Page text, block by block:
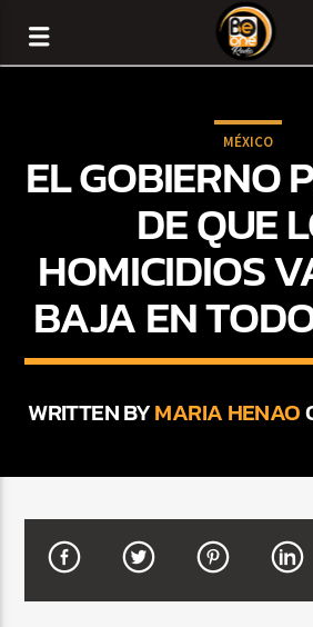
CURRENT TRACK
ARTIST
MÉXICO
EL GOBIERNO
DE QUE
HOMICIDIOS
BAJA EN
WRITTEN BYMARIA HENAO